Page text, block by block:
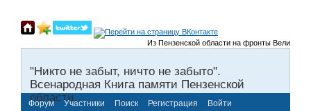
Из Пензенской области на фронты Великой
"Никто не забыт, ничто не забыто".
Всенародная Книга памяти Пензенской
области.
Форум Участники Поиск Регистрация Войти